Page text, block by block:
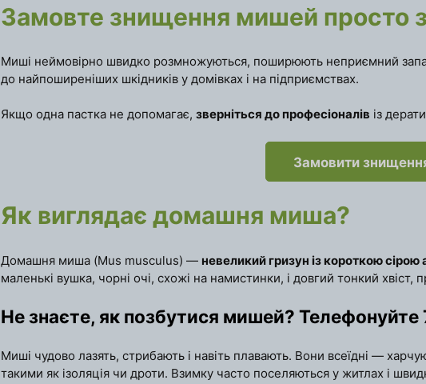
Замовте знищення мишей просто
Миші неймовірно швидко розмножуються, поширюють неприємний
до найпоширеніших шкідників у домівках і на підприємствах.
Якщо одна пастка не допомагає, зверніться до професіоналів із
Замовити
Як виглядає домашня миша?
Домашня миша (Mus musculus) — невеликий гризун із короткою
маленькі вушка, чорні очі, схожі на намистинки, і довгий тонкий хвіст,
Не знаєте, як позбутися мишей? Телефонуйте
Миші чудово лазять, стрибають і навіть плавають. Вони всеїдні —
такими як ізоляція чи дроти. Взимку часто поселяються у житлах і